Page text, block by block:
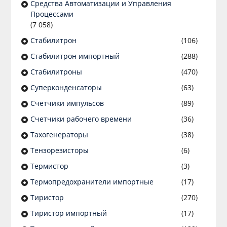
Средства Автоматизации и Управления
Процессами
(7 058)
Стабилитрон
(106)
Стабилитрон импортный
(288)
Стабилитроны
(470)
Суперконденсаторы
(63)
Счетчики импульсов
(89)
Счетчики рабочего времени
(36)
Тахогенераторы
(38)
Тензорезисторы
(6)
Термистор
(3)
Термопредохранители импортные
(17)
Тиристор
(270)
Тиристор импортный
(17)